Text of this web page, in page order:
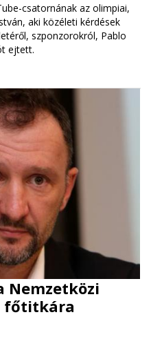
csatornának az olimpiai,
aki közéleti kérdések
szponzorokról, Pablo
ejtett.
Nemzetközi
főtitkára